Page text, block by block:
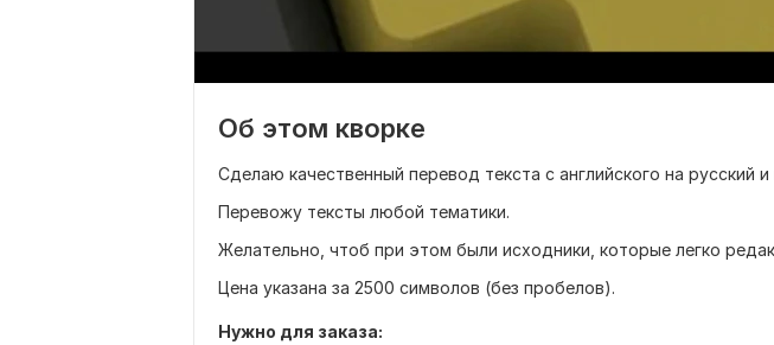
Об этом кворке
Сделаю качественный перевод текста с английского на русский
Перевожу тексты любой тематики.
Желательно, чтоб при этом были исходники, которые легко
Цена указана за 2500 символов (без пробелов).
Нужно для заказа: